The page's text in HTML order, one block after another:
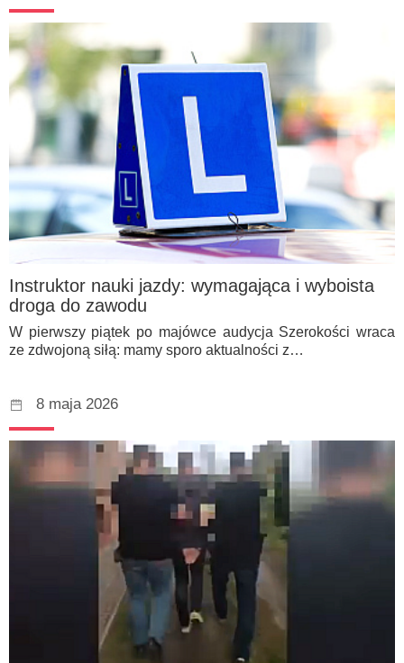
Instruktor nauki jazdy: wymagająca i wyboista
droga do zawodu
W pierwszy piątek po majówce audycja Szerokości wraca
ze zdwojoną siłą: mamy sporo aktualności z…
8 maja 2026